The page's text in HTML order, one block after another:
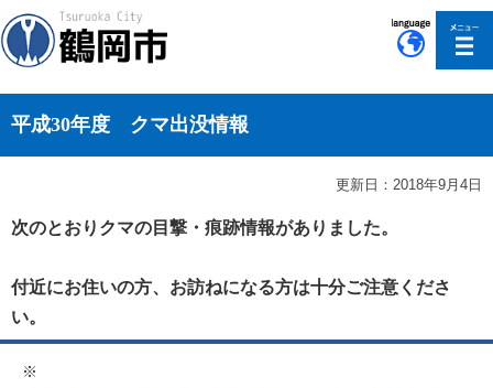
平成30年度 クマ出没情報
更新日：2018年9月4日
次のとおりクマの目撃・痕跡情報がありました。
付近にお住いの方、お訪ねになる方は十分ご注意くださ
い。
※